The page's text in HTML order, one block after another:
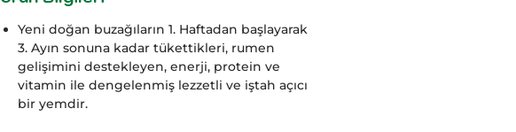
Yeni doğan buzağıların 1. Haftadan başlayarak
3. Ayın sonuna kadar tükettikleri, rumen
gelişimini destekleyen, enerji, protein ve
vitamin ile dengelenmiş lezzetli ve iştah açıcı
bir yemdir.